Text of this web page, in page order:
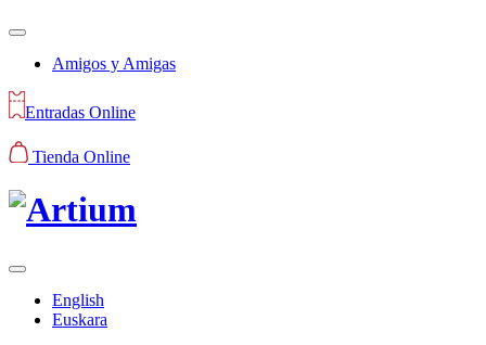
Amigos y Amigas
Entradas Online
Tienda Online
English
Euskara